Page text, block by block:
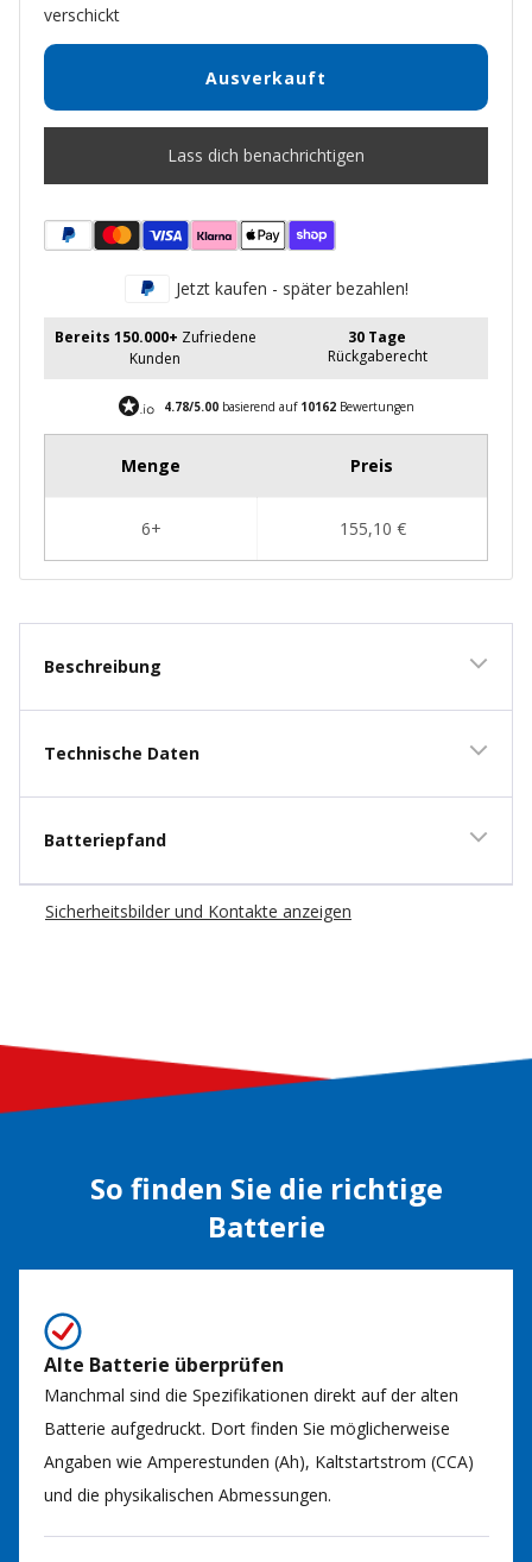
verschickt
Ausverkauft
Lass dich benachrichtigen
Jetzt kaufen - später bezahlen!
Bereits 150.000+ Zufriedene
Kunden
30 Tage
Rückgaberecht
4.78/5.00basierend auf 10162Bewertungen
Beschreibung
Technische Daten
Batteriepfand
Sicherheitsbilder und Kontakte anzeigen
So finden Sie die richtige
Batterie
Alte Batterie überprüfen
Manchmal sind die Spezifikationen direkt auf der alten
Batterie aufgedruckt. Dort finden Sie möglicherweise
Angaben wie Amperestunden (Ah), Kaltstartstrom (CCA)
und die physikalischen Abmessungen.